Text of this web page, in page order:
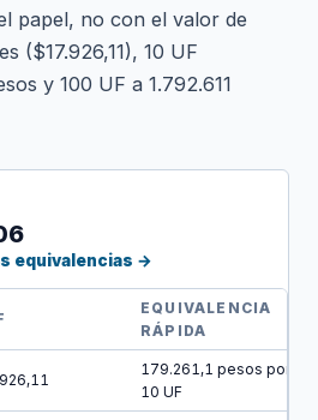
papel, no con el valor de
($17.926,11), 10 UF
y 100 UF a 1.792.611
equivalencias →
EQUIVALENCIA
RÁPIDA
179.261,1 pesos por
10 UF